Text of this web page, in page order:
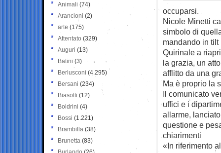
occuparsi.
Nicole Minetti
simbolo di
mandando in
Quirinale a
la grazia, un
afflitto da una
Ma è proprio la
Il comunicato
uffici e i
allarme,
questione e
chiarimenti
«In riferimento
Animali (74)
Arancioni (2)
arte (175)
Attentato (329)
Auguri (13)
Batini (3)
Berlusconi (4.295)
Bersani (234)
Biasotti (12)
Boldrini (4)
Bossi (1.221)
Brambilla (38)
Brunetta (83)